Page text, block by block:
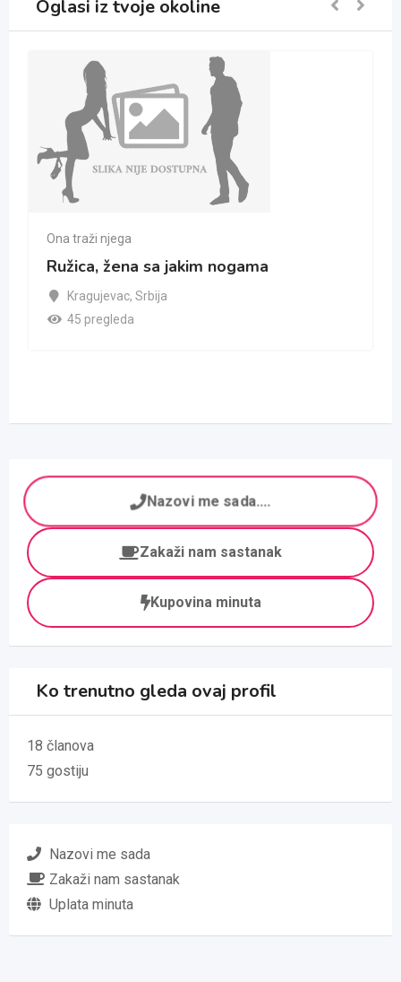
Oglasi iz tvoje okoline
Ona traži njega
Ružica, žena sa jakim nogama
Kragujevac, Srbija
45 pregleda
Nazovi me sada....
Zakaži nam sastanak
Kupovina minuta
Ko trenutno gleda ovaj profil
18 članova
75 gostiju
Nazovi me sada
Zakaži nam sastanak
Uplata minuta